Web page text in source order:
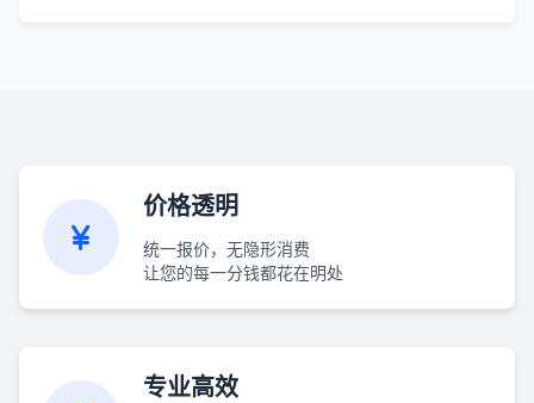
价格透明
统一报价，无隐形消费
让您的每一分钱都花在明处
专业高效